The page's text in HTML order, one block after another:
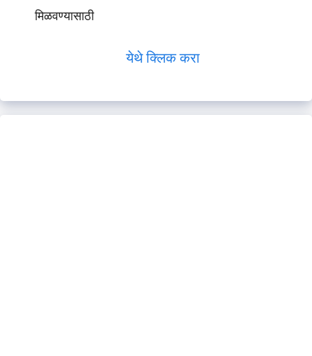
मिळवण्यासाठी
येथे क्लिक करा